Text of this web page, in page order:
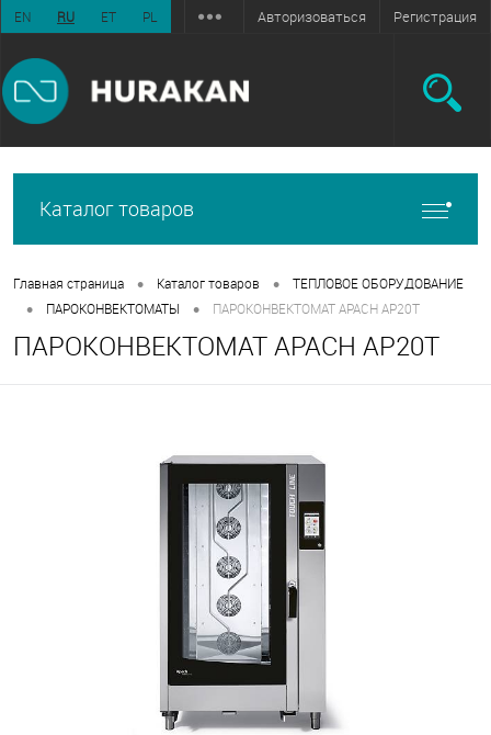
EN RU ET PL Авторизоваться Регистрация
Каталог товаров
Главная страница • Каталог товаров • ТЕПЛОВОЕ ОБОРУДОВАНИЕ
• ПАРОКОНВЕКТОМАТЫ • ПАРОКОНВЕКТОМАТ APACH AP20T
ПАРОКОНВЕКТОМАТ APACH AP20T